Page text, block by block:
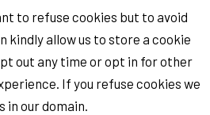
to refuse cookies but to avoid
kindly allow us to store a cookie
out any time or opt in for other
If you refuse cookies we
in our domain.